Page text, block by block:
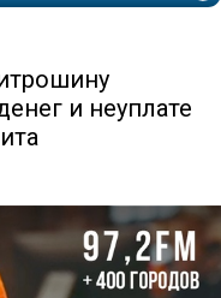
и неуплате